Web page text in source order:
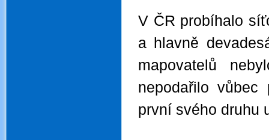
V ČR probíhalo
a hlavně
mapovatelů
nepodařilo vůbec
první svého druhu